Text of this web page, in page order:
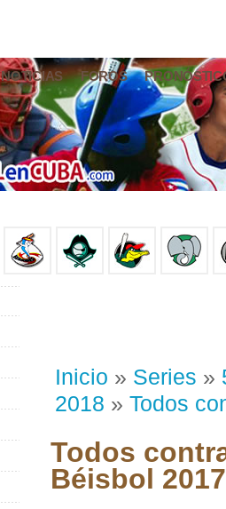
NOTICIAS FOROS
Inicio » Series »
2018 » Todos
Todos
Béisbol